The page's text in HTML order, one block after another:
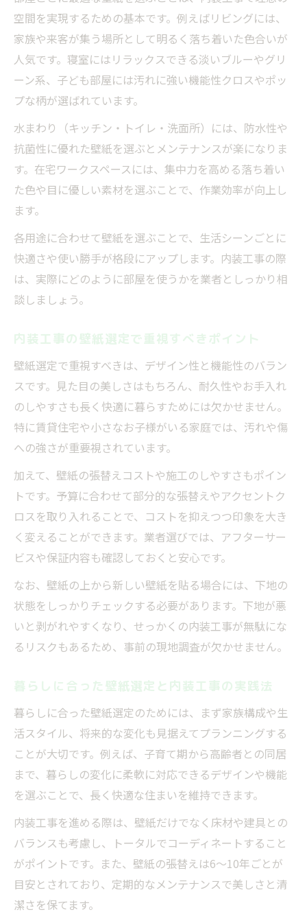
空間を実現するための基本です。例えばリビングには、
家族や来客が集う場所として明るく落ち着いた色合いが
人気です。寝室にはリラックスできる淡いブルーやグリ
ーン系、子ども部屋には汚れに強い機能性クロスやポッ
プな柄が選ばれています。
水まわり（キッチン・トイレ・洗面所）には、防水性や
抗菌性に優れた壁紙を選ぶとメンテナンスが楽になりま
す。在宅ワークスペースには、集中力を高める落ち着い
た色や目に優しい素材を選ぶことで、作業効率が向上し
ます。
各用途に合わせて壁紙を選ぶことで、生活シーンごとに
快適さや使い勝手が格段にアップします。内装工事の際
は、実際にどのように部屋を使うかを業者としっかり相
談しましょう。
内装工事の壁紙選定で重視すべきポイント
壁紙選定で重視すべきは、デザイン性と機能性のバラン
スです。見た目の美しさはもちろん、耐久性やお手入れ
のしやすさも長く快適に暮らすためには欠かせません。
特に賃貸住宅や小さなお子様がいる家庭では、汚れや傷
への強さが重要視されています。
加えて、壁紙の張替えコストや施工のしやすさもポイン
トです。予算に合わせて部分的な張替えやアクセントク
ロスを取り入れることで、コストを抑えつつ印象を大き
く変えることができます。業者選びでは、アフターサー
ビスや保証内容も確認しておくと安心です。
なお、壁紙の上から新しい壁紙を貼る場合には、下地の
状態をしっかりチェックする必要があります。下地が悪
いと剥がれやすくなり、せっかくの内装工事が無駄にな
るリスクもあるため、事前の現地調査が欠かせません。
暮らしに合った壁紙選定と内装工事の実践法
暮らしに合った壁紙選定のためには、まず家族構成や生
活スタイル、将来的な変化も見据えてプランニングする
ことが大切です。例えば、子育て期から高齢者との同居
まで、暮らしの変化に柔軟に対応できるデザインや機能
を選ぶことで、長く快適な住まいを維持できます。
内装工事を進める際は、壁紙だけでなく床材や建具との
バランスも考慮し、トータルでコーディネートすること
がポイントです。また、壁紙の張替えは6～10年ごとが
目安とされており、定期的なメンテナンスで美しさと清
潔さを保てます。